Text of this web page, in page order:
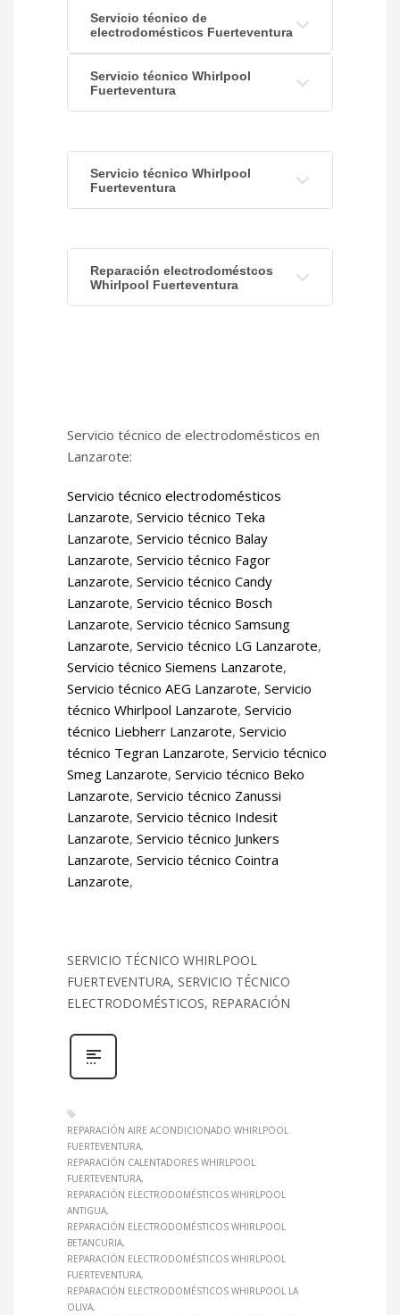
Servicio técnico de
electrodomésticos Fuerteventura
Servicio técnico Whirlpool
Fuerteventura
Servicio técnico Whirlpool
Fuerteventura
Reparación electrodoméstcos
Whirlpool Fuerteventura
Servicio técnico de electrodomésticos en
Lanzarote:
Servicio técnico electrodomésticos
Lanzarote, Servicio técnico Teka
Lanzarote, Servicio técnico Balay
Lanzarote, Servicio técnico Fagor
Lanzarote, Servicio técnico Candy
Lanzarote, Servicio técnico Bosch
Lanzarote, Servicio técnico Samsung
Lanzarote, Servicio técnico LG Lanzarote,
Servicio técnico Siemens Lanzarote,
Servicio técnico AEG Lanzarote, Servicio
técnico Whirlpool Lanzarote, Servicio
técnico Liebherr Lanzarote, Servicio
técnico Tegran Lanzarote, Servicio técnico
Smeg Lanzarote, Servicio técnico Beko
Lanzarote, Servicio técnico Zanussi
Lanzarote, Servicio técnico Indesit
Lanzarote, Servicio técnico Junkers
Lanzarote, Servicio técnico Cointra
Lanzarote,
SERVICIO TÉCNICO WHIRLPOOL
FUERTEVENTURA, SERVICIO TÉCNICO
ELECTRODOMÉSTICOS, REPARACIÓN
REPARACIÓN AIRE ACONDICIONADO WHIRLPOOL
FUERTEVENTURA
REPARACIÓN CALENTADORES WHIRLPOOL
FUERTEVENTURA
REPARACIÓN ELECTRODOMÉSTICOS WHIRLPOOL
ANTIGUA
REPARACIÓN ELECTRODOMÉSTICOS WHIRLPOOL
BETANCURIA
REPARACIÓN ELECTRODOMÉSTICOS WHIRLPOOL
FUERTEVENTURA
REPARACIÓN ELECTRODOMÉSTICOS WHIRLPOOL LA
OLIVA